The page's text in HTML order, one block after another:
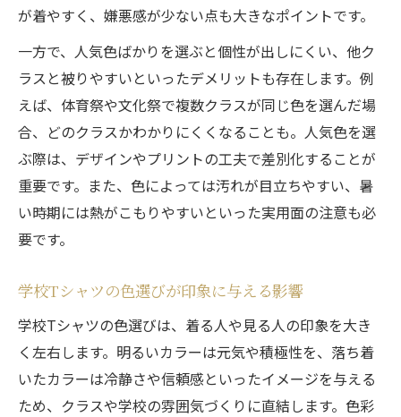
が着やすく、嫌悪感が少ない点も大きなポイントです。
一方で、人気色ばかりを選ぶと個性が出しにくい、他ク
ラスと被りやすいといったデメリットも存在します。例
えば、体育祭や文化祭で複数クラスが同じ色を選んだ場
合、どのクラスかわかりにくくなることも。人気色を選
ぶ際は、デザインやプリントの工夫で差別化することが
重要です。また、色によっては汚れが目立ちやすい、暑
い時期には熱がこもりやすいといった実用面の注意も必
要です。
学校Tシャツの色選びが印象に与える影響
学校Tシャツの色選びは、着る人や見る人の印象を大き
く左右します。明るいカラーは元気や積極性を、落ち着
いたカラーは冷静さや信頼感といったイメージを与える
ため、クラスや学校の雰囲気づくりに直結します。色彩